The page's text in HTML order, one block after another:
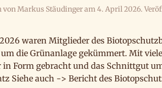
vonMarkus Stäudingeram4. April 2026.
waren Mitglieder des
die Grünanlage gekümmert. Mit
in Form gebracht und das Schnittgut
Siehe auch -> Bericht des